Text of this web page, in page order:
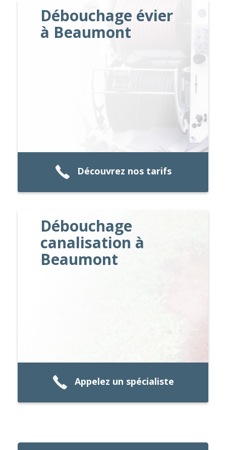
Débouchage évier
à Beaumont
Découvrez nos tarifs
Débouchage
canalisation à
Beaumont
Appelez un spécialiste